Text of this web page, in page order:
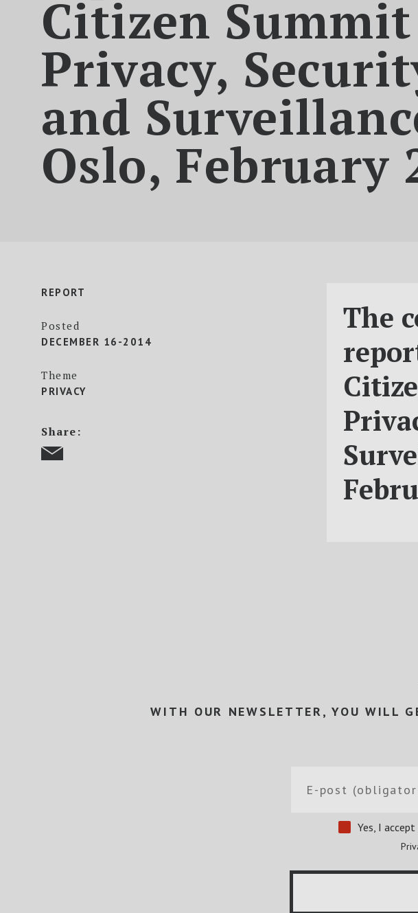
Citizen
Privacy,
and
Oslo, February
The
REPORT
Posted
DECEMBER 16-2014
Theme
PRIVACY
Share:
WITH OUR NEWSLETTER, YOU WILL
Yes, I